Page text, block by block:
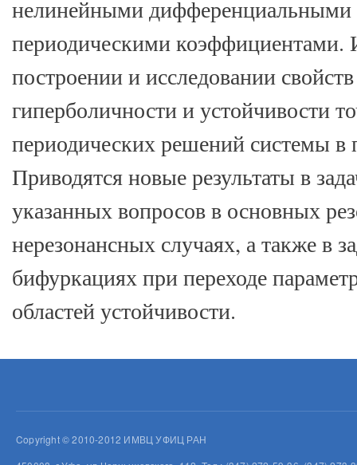
нелинейными дифференциальными
периодическими коэффициентами.
построении и исследовании
гиперболичности и устойчивости
периодических решений системы в
Приводятся новые результаты в
указанных вопросов в основных
нерезонансных случаях, а также в
бифуркациях при переходе
областей устойчивости.
Copyright © 2010-2012 ИМВЦ УФИЦ РАН